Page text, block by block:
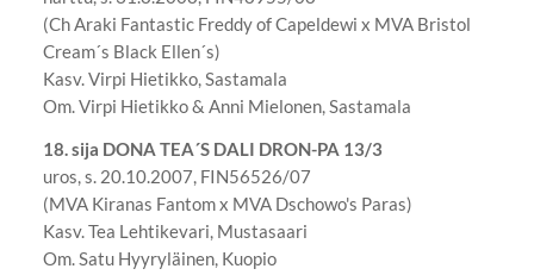
(Ch Araki Fantastic Freddy of Capeldewi x MVA Bristol
Cream´s Black Ellen´s)
Kasv. Virpi Hietikko, Sastamala
Om. Virpi Hietikko & Anni Mielonen, Sastamala
18. sija DONA TEA´S DALI DRON-PA 13/3
uros, s. 20.10.2007, FIN56526/07
(MVA Kiranas Fantom x MVA Dschowo's Paras)
Kasv. Tea Lehtikevari, Mustasaari
Om. Satu Hyyryläinen, Kuopio